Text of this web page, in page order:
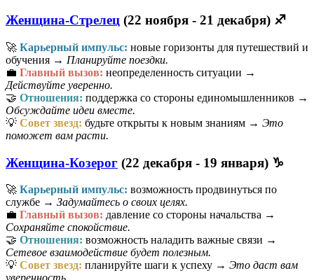
Женщина-Стрелец (22 ноября - 21 декабря) ♐
🚀 Карьерный импульс: новые горизонты для путешествий и
обучения → Планируйте поездки.
💼 Главный вызов: неопределенность ситуации →
Действуйте уверенно.
🤝 Отношения: поддержка со стороны единомышленников →
Обсуждайте идеи вместе.
💡 Совет звезд: будьте открыты к новым знаниям → Это
поможет вам расти.
Женщина-Козерог (22 декабря - 19 января) ♑
🚀 Карьерный импульс: возможность продвинуться по
службе → Задумайтесь о своих целях.
💼 Главный вызов: давление со стороны начальства →
Сохраняйте спокойствие.
🤝 Отношения: возможность наладить важные связи →
Сетевое взаимодействие будет полезным.
💡 Совет звезд: планируйте шаги к успеху → Это даст вам